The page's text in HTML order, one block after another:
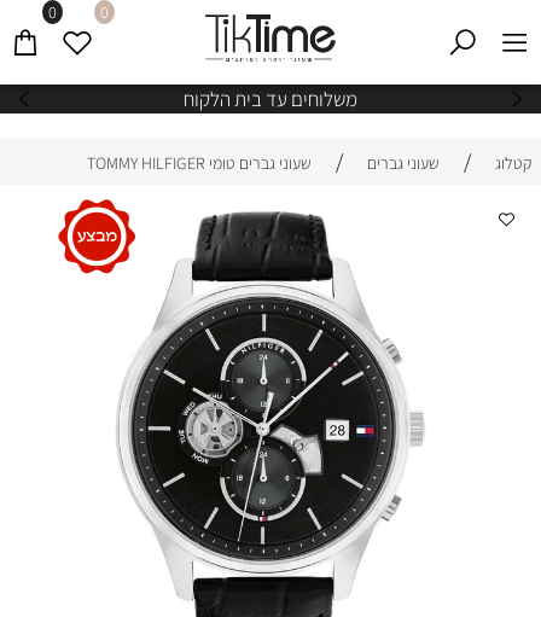
משלוחים עד בית הלקוח
0 0
קטלוג / שעוני גברים / שעוני גברים טומי TOMMY HILFIGER